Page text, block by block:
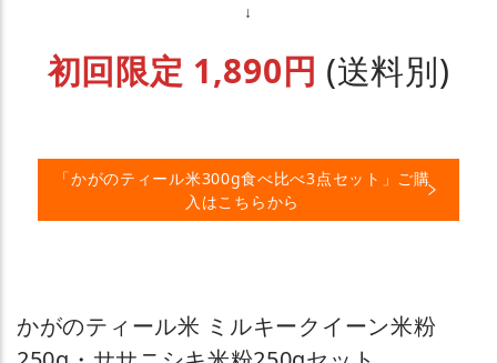
↓
初回限定 1,890円 (送料別)
「かがのティール米300g食べ比べ3点セット」ご購
入はこちらから
かがのティール米 ミルキークイーン米粉